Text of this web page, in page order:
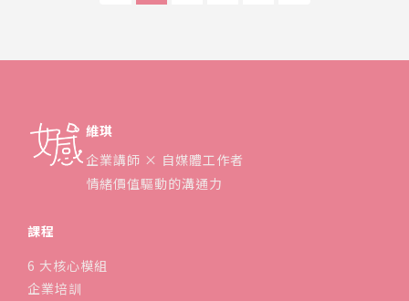
維琪
企業講師 × 自媒體工作者
情緒價值驅動的溝通力
課程
6 大核心模組
企業培訓